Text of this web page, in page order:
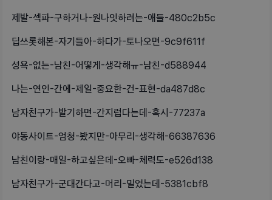
제발-섹파-구하거나-원나잇하려는-애들-480c2b5c
딥쓰롯해본-자기들아-하다가-토나오면-9c9f611f
성욕-없는-남친-어떻게-생각해ㅠ-남친-d588944
나는-연인-간에-제일-중요한-건-표현-da487d8c
남자친구가-발기하면-간지럽다는데-혹시-77237a
야동사이트-엄청-봤지만-아무리-생각해-66387636
남친이랑-매일-하고싶은데-오빠-체력도-e526d138
남자친구가-군대간다고-머리-밀었는데-5381cbf8